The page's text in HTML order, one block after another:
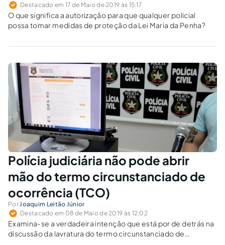
Destacado em 17 de Maio de 2019 às 15:17
O que significa a autorização para que qualquer policial
possa tomar medidas de proteção da Lei Maria da Penha?
Polícia judiciária não pode abrir
mão do termo circunstanciado de
ocorrência (TCO)
PorJoaquim Leitão Júnior
Destacado em 08 de Maio de 2019 às 12:02
Examina-se a verdadeira intenção que está por de detrás na
discussão da lavratura do termo circunstanciado de